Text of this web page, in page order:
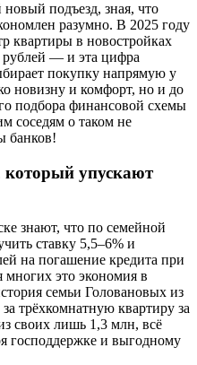
новый подъезд, зная, что
разумно. В 2025 году
квартиры в новостройках
рублей — и эта цифра
покупку напрямую у
новизну и комфорт, но и до
подбора финансовой схемы
соседям о таком не
банков!
который упускают
знают, что по семейной
ставку 5,5–6% и
на погашение кредита при
многих это экономия в
семьи Головановых из
трёхкомнатную квартиру за
своих лишь 1,3 млн, всё
господдержке и выгодному